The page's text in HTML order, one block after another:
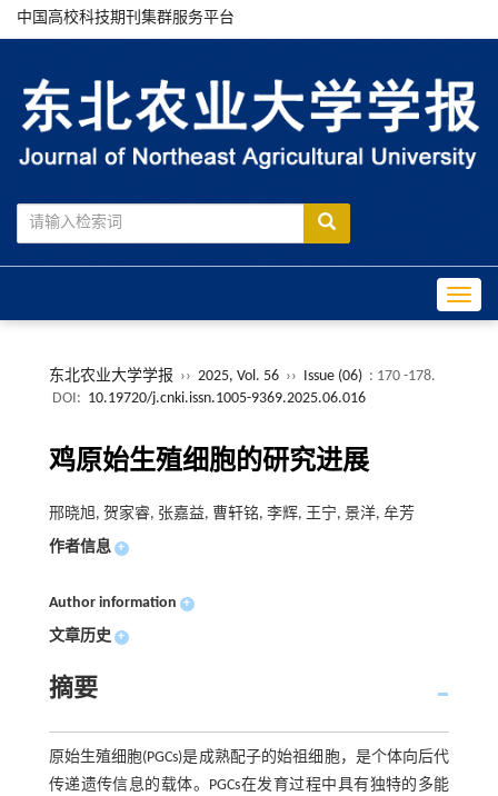
中国高校科技期刊集群服务平台
东北农业大学学报 ›› 2025, Vol. 56 ›› Issue (06) : 170 -178.
DOI: 10.19720/j.cnki.issn.1005-9369.2025.06.016
鸡原始生殖细胞的研究进展
邢晓旭, 贺家睿, 张嘉益, 曹轩铭, 李辉, 王宁, 景洋, 牟芳
作者信息 +
Author information +
文章历史 +
摘要
原始生殖细胞(PGCs)是成熟配子的始祖细胞，是个体向后代
传递遗传信息的载体。PGCs在发育过程中具有独特的多能